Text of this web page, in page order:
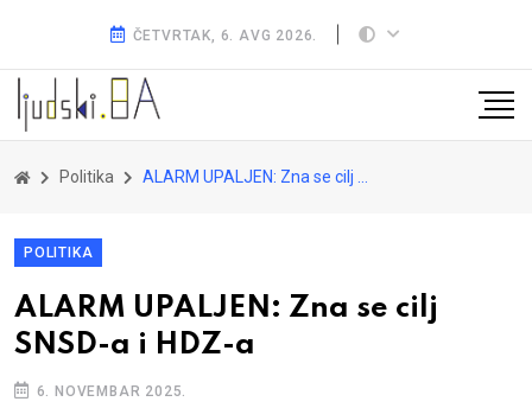
ČETVRTAK, 6. AVG 2026.
Politika ALARM UPALJEN: Zna se cilj SNSD-a i HDZ-a
POLITIKA
ALARM UPALJEN: Zna se cilj
SNSD-a i HDZ-a
6. NOVEMBAR 2025.